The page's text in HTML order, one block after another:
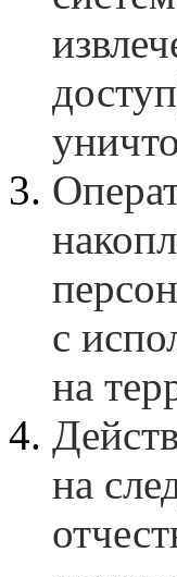
с
на
на